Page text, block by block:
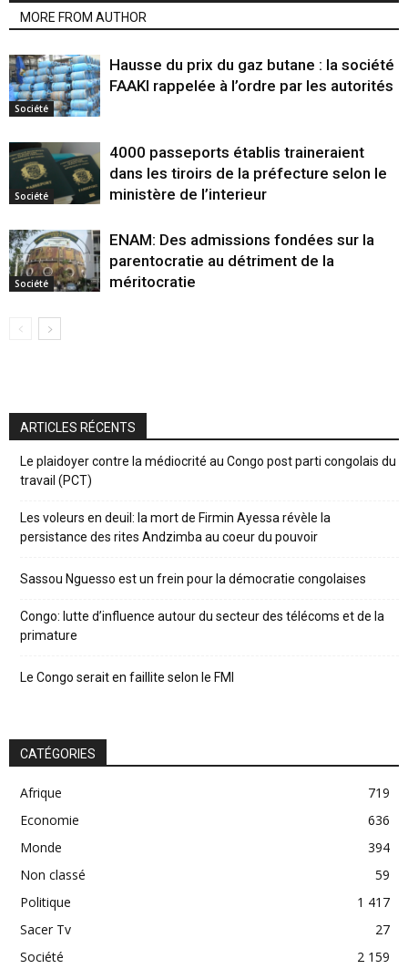
MORE FROM AUTHOR
Société
Hausse du prix du gaz butane : la société
FAAKI rappelée à l’ordre par les autorités
Société
4000 passeports établis traineraient
dans les tiroirs de la préfecture selon le
ministère de l’interieur
Société
ENAM: Des admissions fondées sur la
parentocratie au détriment de la
méritocratie
ARTICLES RÉCENTS
Le plaidoyer contre la médiocrité au Congo post parti congolais du
travail (PCT)
Les voleurs en deuil: la mort de Firmin Ayessa révèle la
persistance des rites Andzimba au coeur du pouvoir
Sassou Nguesso est un frein pour la démocratie congolaises
Congo: lutte d’influence autour du secteur des télécoms et de la
primature
Le Congo serait en faillite selon le FMI
CATÉGORIES
Afrique
719
Economie
636
Monde
394
Non classé
59
Politique
1 417
Sacer Tv
27
Société
2 159